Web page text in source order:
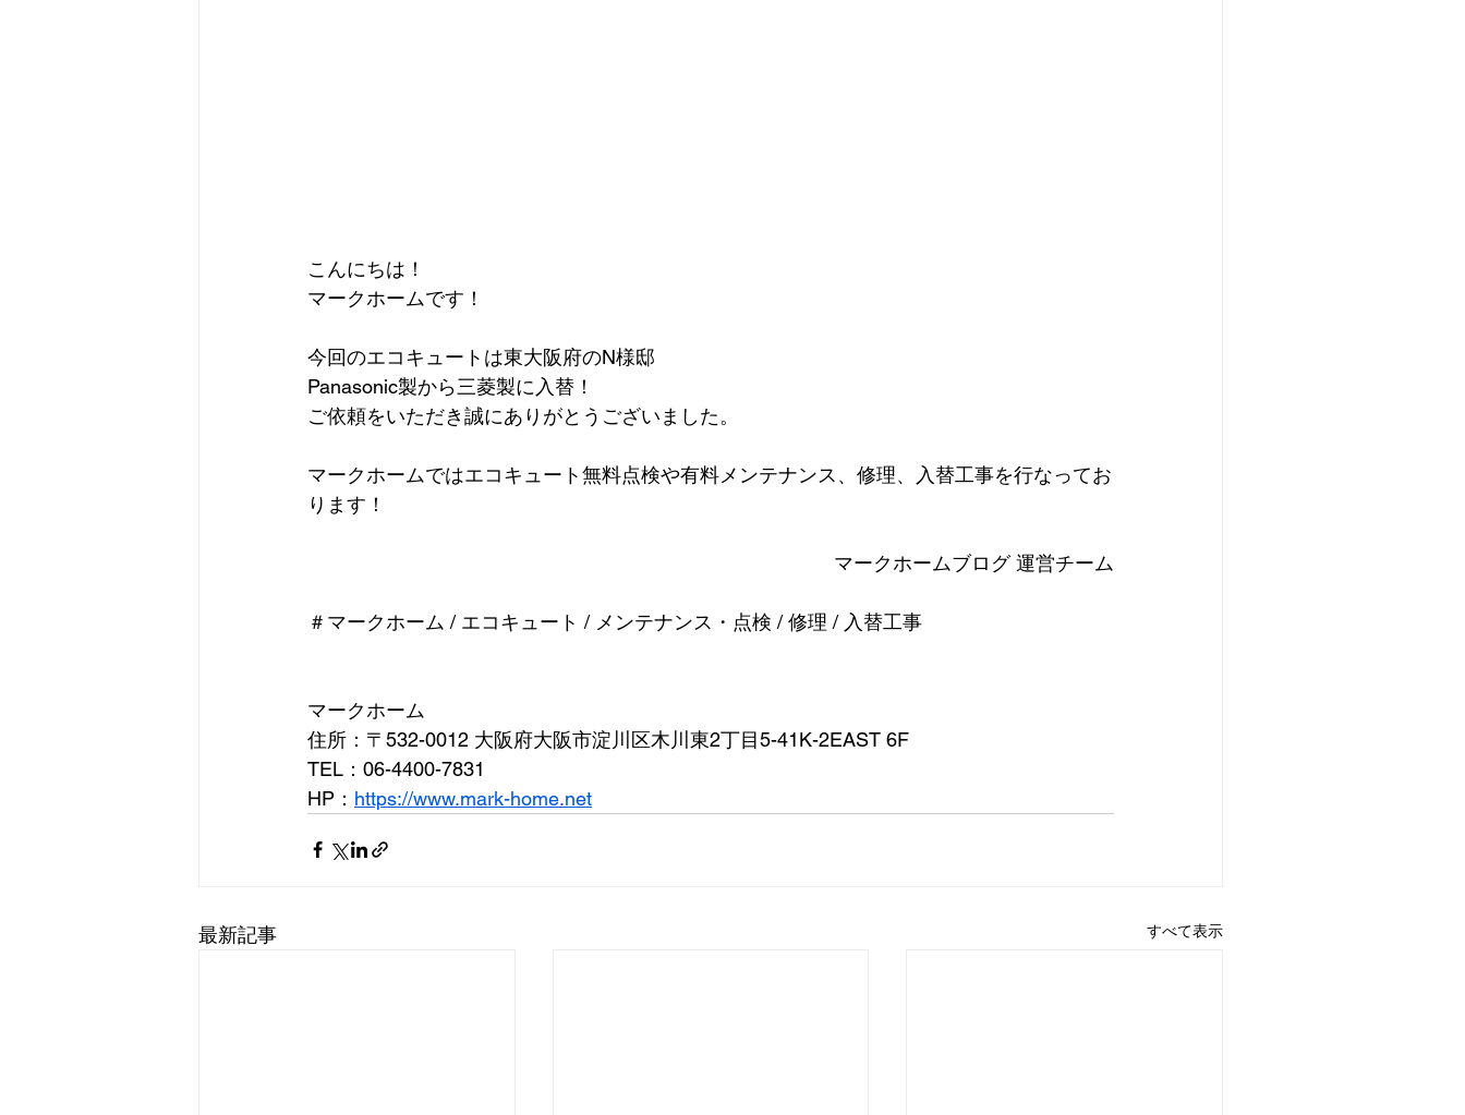
こんにちは！
マークホームです！
今回のエコキュートは東大阪府のN様邸
Panasonic製から三菱製に入替！
ご依頼をいただき誠にありがとうございました。
マークホームではエコキュート無料点検や有料メンテナンス、修理、入替工事を行なってお
ります！
マークホームブログ 運営チーム
＃マークホーム / エコキュート / メンテナンス・点検 / 修理 / 入替工事
マークホーム
住所：〒532-0012 大阪府大阪市淀川区木川東2丁目5-41K-2EAST 6F
TEL：06-4400-7831
HP： https://www.mark-home.net
最新記事 すべて表示